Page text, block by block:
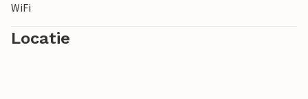
WiFi
Locatie